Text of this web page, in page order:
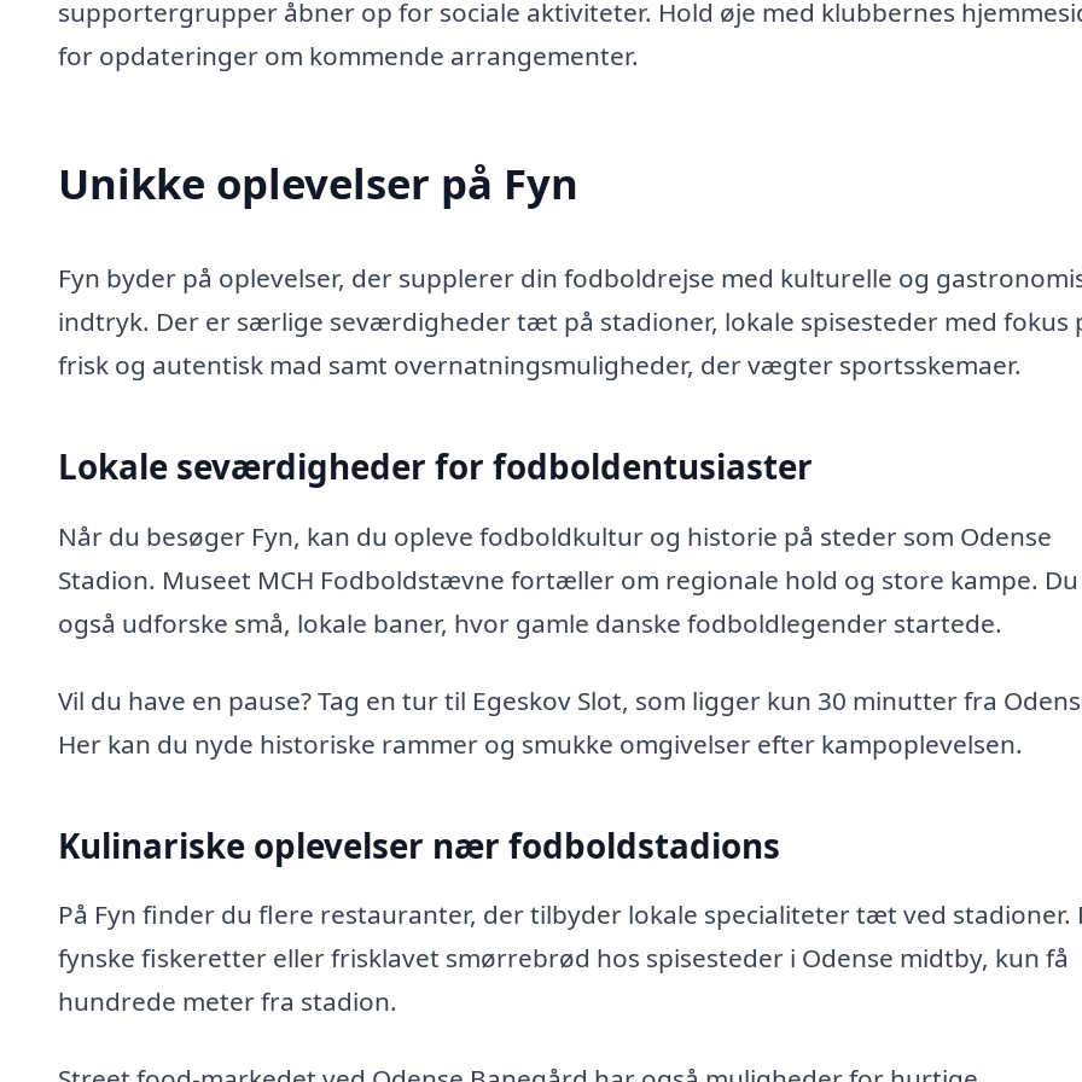
supportergrupper åbner op for sociale aktiviteter. Hold øje med klubbernes
for opdateringer om kommende arrangementer.
Unikke oplevelser på Fyn
Fyn byder på oplevelser, der supplerer din fodboldrejse med kulturelle og
indtryk. Der er særlige seværdigheder tæt på stadioner, lokale spisesteder med fokus
frisk og autentisk mad samt overnatningsmuligheder, der vægter sportsskemaer.
Lokale seværdigheder for fodboldentusiaster
Når du besøger Fyn, kan du opleve fodboldkultur og historie på steder som Odense
Stadion. Museet MCH Fodboldstævne fortæller om regionale hold og store kampe.
også udforske små, lokale baner, hvor gamle danske fodboldlegender startede.
Vil du have en pause? Tag en tur til Egeskov Slot, som ligger kun 30 minutter fra
Her kan du nyde historiske rammer og smukke omgivelser efter kampoplevelsen.
Kulinariske oplevelser nær fodboldstadions
På Fyn finder du flere restauranter, der tilbyder lokale specialiteter tæt ved stadioner.
fynske fiskeretter eller frisklavet smørrebrød hos spisesteder i Odense midtby, kun få
hundrede meter fra stadion.